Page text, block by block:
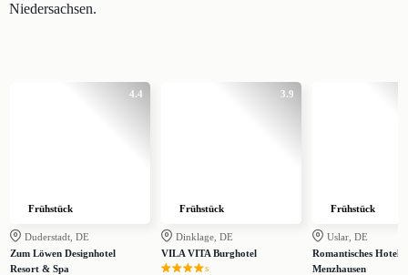
Niedersachsen.
4.4
Frühstück
Duderstadt, DE
Zum Löwen Designhotel
Resort & Spa
3.9
Frühstück
Dinklage, DE
VILA VITA Burghotel
s
Frühstück
Uslar, DE
Romantisches Hotel
Menzhausen